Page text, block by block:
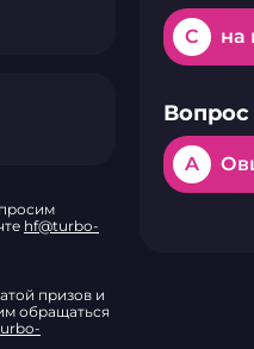
hf@turbo-
призов и
обращаться
C на
Вопрос
A